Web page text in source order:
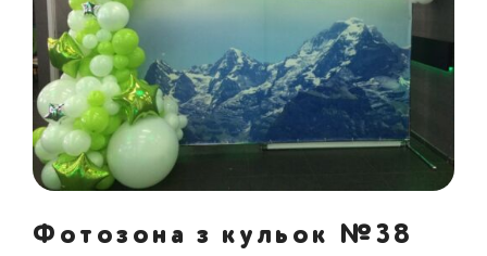
Фотозона з кульок №38